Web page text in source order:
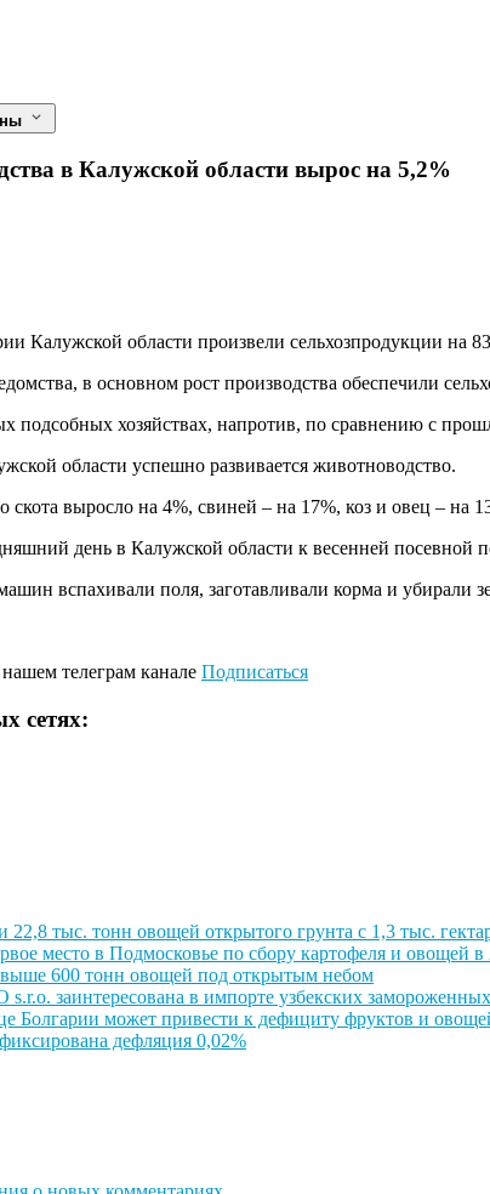
в Калужской области вырос на 5,2%
Калужской области произвели сельхозпродукции на
в основном рост производства обеспечили
подсобных хозяйствах, напротив, по сравнению с
области успешно развивается животноводство.
скота выросло на 4%, свиней – на 17%, коз и овец – на
день в Калужской области к весенней посевной
вспахивали поля, заготавливали корма и убирали
телеграм канале Подписаться
сетях:
22,8 тыс. тонн овощей открытого грунта с 1,3 тыс.
место в Подмосковье по сбору картофеля и овощей в
600 тонн овощей под открытым небом
заинтересована в импорте узбекских
Болгарии может привести к дефициту фруктов и
дефляция 0,02%